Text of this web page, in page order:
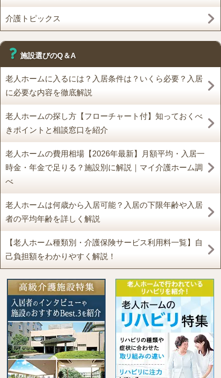
介護トピックス
施設選びのQ＆A
老人ホームに入るには？入居条件は？いくら必要？入居
に必要な内容を徹底解説
老人ホームの探し方【フローチャート付】知っておくべ
きポイントと相談窓口を紹介
老人ホームの費用相場【2026年最新】月額平均・入居一
時金・年金で足りる？施設別に解説｜マイ介護ホーム調
べ
老人ホームは何歳から入居可能？入居の下限年齢や入居
者の平均年齢を詳しく解説
【老人ホーム種類別・介護保険サービス利用料一覧】自
己負担額をわかりやすく解説！